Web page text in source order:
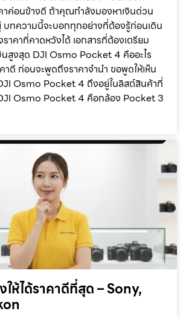
าค่อนข้างดี ถ้าคุณกำลังมองหาเงินด่วน
บทความนี้จะบอกทุกอย่างที่ต้องรู้ก่อนเดิน
าคาที่คาดหวังได้ เอกสารที่ต้องเตรียม
นสูงสุด DJI Osmo Pocket 4 คืออะไร
าดี ก่อนจะพูดถึงราคาจำนำ ขอพูดให้เห็น
Osmo Pocket 4 ถึงอยู่ในลิสต์สินค้าที่
Osmo Pocket 4 คือกล้อง Pocket 3
ห้ได้ราคาดีที่สุด – Sony,